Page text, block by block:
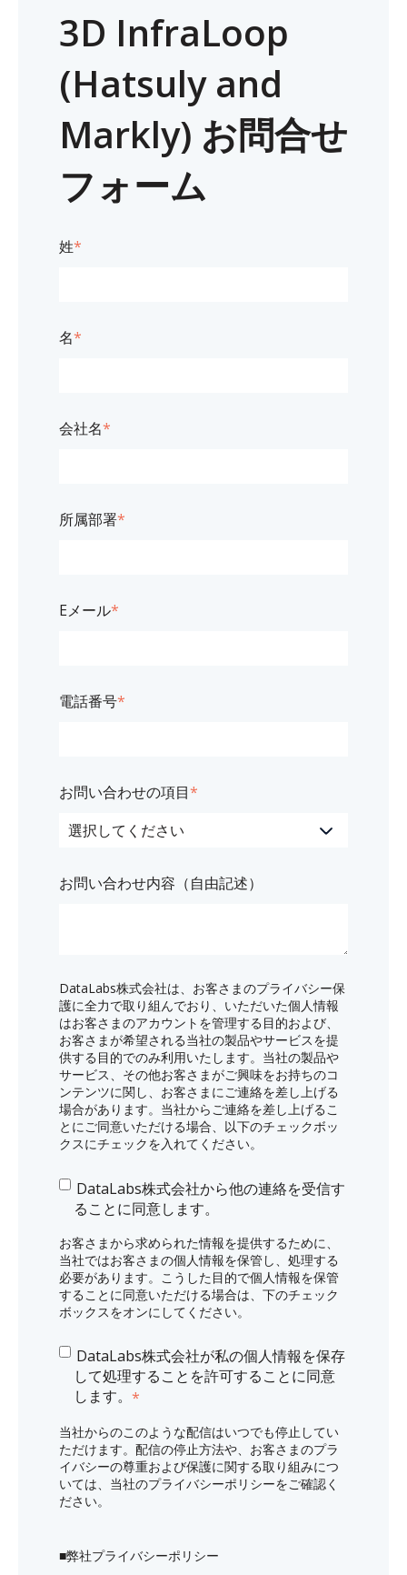
3D InfraLoop
(Hatsuly and
Markly) お問合せ
フォーム
姓*
名*
会社名*
所属部署*
Eメール*
電話番号*
お問い合わせの項目*
お問い合わせ内容（自由記述）
DataLabs株式会社は、お客さまのプライバシー保
護に全力で取り組んでおり、いただいた個人情報
はお客さまのアカウントを管理する目的および、
お客さまが希望される当社の製品やサービスを提
供する目的でのみ利用いたします。当社の製品や
サービス、その他お客さまがご興味をお持ちのコ
ンテンツに関し、お客さまにご連絡を差し上げる
場合があります。当社からご連絡を差し上げるこ
とにご同意いただける場合、以下のチェックボッ
クスにチェックを入れてください。
DataLabs株式会社から他の連絡を受信す
ることに同意します。
お客さまから求められた情報を提供するために、
当社ではお客さまの個人情報を保管し、処理する
必要があります。こうした目的で個人情報を保管
することに同意いただける場合は、下のチェック
ボックスをオンにしてください。
DataLabs株式会社が私の個人情報を保存
して処理することを許可することに同意
します。 *
当社からのこのような配信はいつでも停止してい
ただけます。配信の停止方法や、お客さまのプラ
イバシーの尊重および保護に関する取り組みにつ
いては、当社のプライバシーポリシーをご確認く
ださい。
■弊社プライバシーポリシー